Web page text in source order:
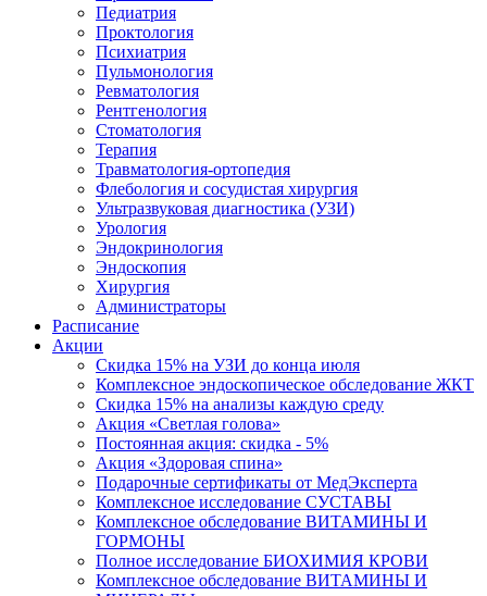
Педиатрия
Проктология
Психиатрия
Пульмонология
Ревматология
Рентгенология
Стоматология
Терапия
Травматология-ортопедия
Флебология и сосудистая хирургия
Ультразвуковая диагностика (УЗИ)
Урология
Эндокринология
Эндоскопия
Хирургия
Администраторы
Расписание
Акции
Скидка 15% на УЗИ до конца июля
Комплексное эндоскопическое обследование ЖКТ
Скидка 15% на анализы каждую среду
Акция «Светлая голова»
Постоянная акция: скидка - 5%
Акция «Здоровая спина»
Подарочные сертификаты от МедЭксперта
Комплексное исследование СУСТАВЫ
Комплексное обследование ВИТАМИНЫ И
ГОРМОНЫ
Полное исследование БИОХИМИЯ КРОВИ
Комплексное обследование ВИТАМИНЫ И